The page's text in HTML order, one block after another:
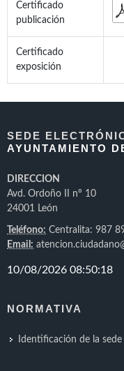
Certificado
publicación
Certificado
exposición
SEDE
AYUNTAMIENTO
DIRECCION
Avd. Ordoño II nº 10
24001 León
Teléfono: Centralita: 987
Email:
NORMATIVA
Identificación de la sede